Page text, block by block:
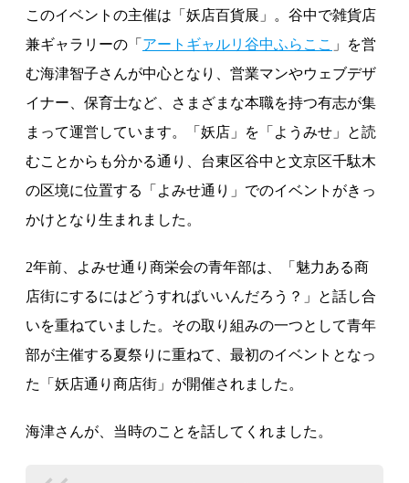
このイベントの主催は「妖店百貨展」。谷中で雑貨店
兼ギャラリーの「 アートギャルリ谷中ふらここ 」を営
む海津智子さんが中心となり、営業マンやウェブデザ
イナー、保育士など、さまざまな本職を持つ有志が集
まって運営しています。「妖店」を「ようみせ」と読
むことからも分かる通り、台東区谷中と文京区千駄木
の区境に位置する「よみせ通り」でのイベントがきっ
かけとなり生まれました。
2年前、よみせ通り商栄会の青年部は、「魅力ある商
店街にするにはどうすればいいんだろう？」と話し合
いを重ねていました。その取り組みの一つとして青年
部が主催する夏祭りに重ねて、最初のイベントとなっ
た「妖店通り商店街」が開催されました。
海津さんが、当時のことを話してくれました。